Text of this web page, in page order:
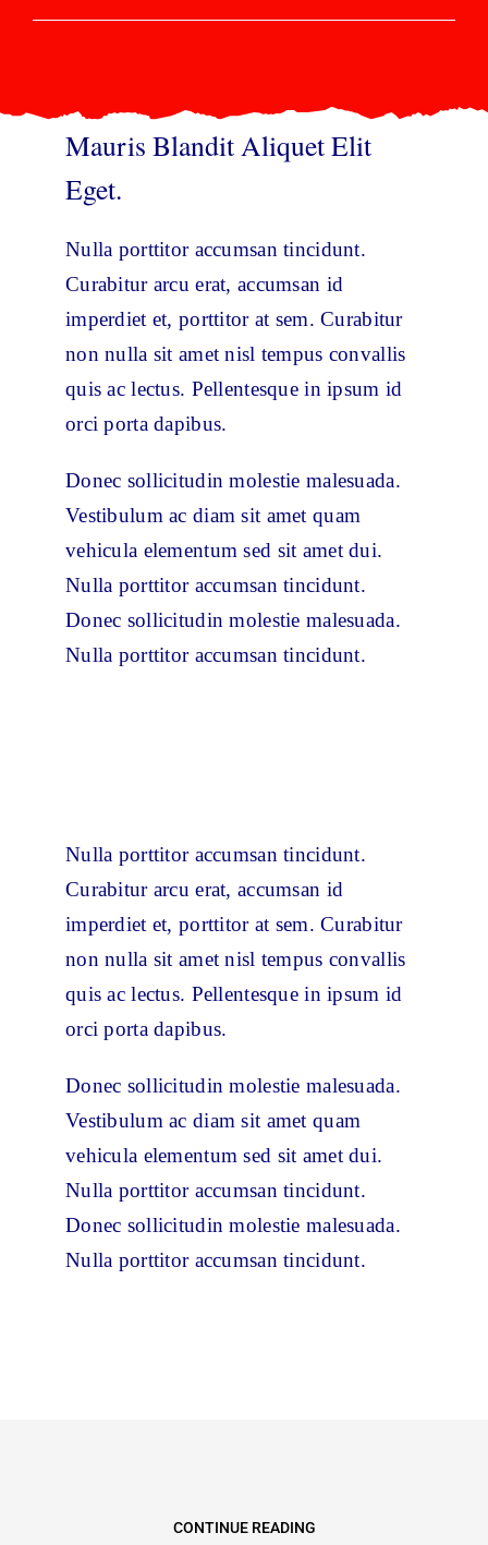
Gifts
Shop
Contact
Mauris Blandit Aliquet Elit
Eget.
Nulla porttitor accumsan tincidunt.
Curabitur arcu erat, accumsan id
imperdiet et, porttitor at sem. Curabitur
non nulla sit amet nisl tempus convallis
quis ac lectus. Pellentesque in ipsum id
orci porta dapibus.
Donec sollicitudin molestie malesuada.
Vestibulum ac diam sit amet quam
vehicula elementum sed sit amet dui.
Nulla porttitor accumsan tincidunt.
Donec sollicitudin molestie malesuada.
Nulla porttitor accumsan tincidunt.
Nulla porttitor accumsan tincidunt.
Curabitur arcu erat, accumsan id
imperdiet et, porttitor at sem. Curabitur
non nulla sit amet nisl tempus convallis
quis ac lectus. Pellentesque in ipsum id
orci porta dapibus.
Donec sollicitudin molestie malesuada.
Vestibulum ac diam sit amet quam
vehicula elementum sed sit amet dui.
Nulla porttitor accumsan tincidunt.
Donec sollicitudin molestie malesuada.
Nulla porttitor accumsan tincidunt.
CONTINUE READING